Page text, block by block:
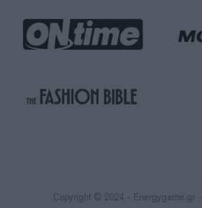
Copyright © 2024 - Energygame.gr -